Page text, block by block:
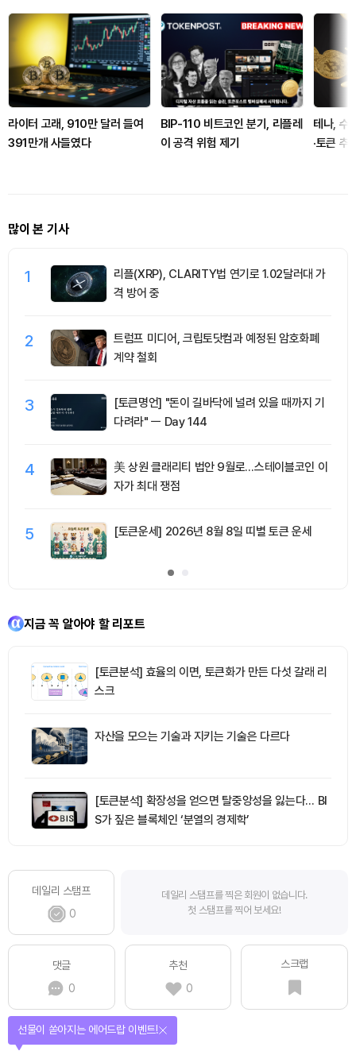
라이터 고래, 910만 달러 들여
391만개 사들였다
BIP-110 비트코인 분기, 리플레
이 공격 위험 제기
테나, 수
·토큰 추
많이 본 기사
1
리플(XRP), CLARITY법 연기로 1.02달러대 가
격 방어 중
2
트럼프 미디어, 크립토닷컴과 예정된 암호화폐
계약 철회
3
[토큰명언] "돈이 길바닥에 널려 있을 때까지 기
다려라" ㅡ Day 144
4
美 상원 클래리티 법안 9월로…스테이블코인 이
자가 최대 쟁점
5 [토큰운세] 2026년 8월 8일 띠별 토큰 운세
지금 꼭 알아야 할 리포트
[토큰분석] 효율의 이면, 토큰화가 만든 다섯 갈래 리
스크
자산을 모으는 기술과 지키는 기술은 다르다
[토큰분석] 확장성을 얻으면 탈중앙성을 잃는다… BI
S가 짚은 블록체인 ‘분열의 경제학’
데일리 스탬프
0
데일리 스탬프를 찍은 회원이 없습니다.
첫 스탬프를 찍어 보세요!
댓글
0
추천
0
스크랩
선물이 쏟아지는 에어드랍 이벤트!